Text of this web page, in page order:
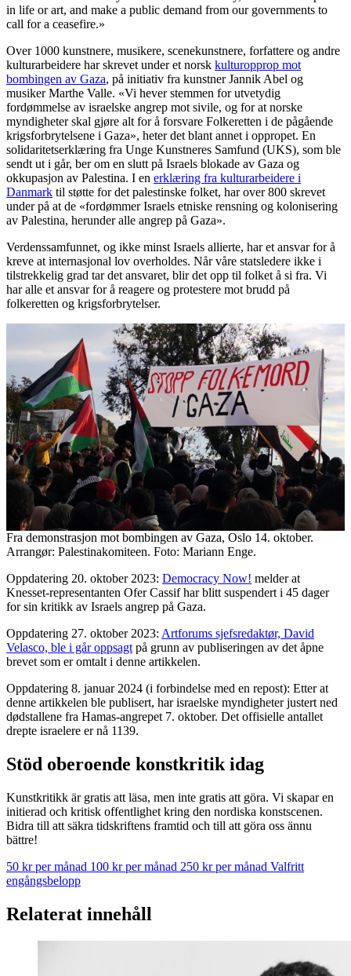
in life or art, and make a public demand from our governments to
call for a ceasefire.»
Over 1000 kunstnere, musikere, scenekunstnere, forfattere og andre
kulturarbeidere har skrevet under et norsk kulturopprop mot
bombingen av Gaza, på initiativ fra kunstner Jannik Abel og
musiker Marthe Valle. «Vi hever stemmen for utvetydig
fordømmelse av israelske angrep mot sivile, og for at norske
myndigheter skal gjøre alt for å forsvare Folkeretten i de pågående
krigsforbrytelsene i Gaza», heter det blant annet i oppropet. En
solidaritetserklæring fra Unge Kunstneres Samfund (UKS), som ble
sendt ut i går, ber om en slutt på Israels blokade av Gaza og
okkupasjon av Palestina. I en erklæring fra kulturarbeidere i
Danmark til støtte for det palestinske folket, har over 800 skrevet
under på at de «fordømmer Israels etniske rensning og kolonisering
av Palestina, herunder alle angrep på Gaza».
Verdenssamfunnet, og ikke minst Israels allierte, har et ansvar for å
kreve at internasjonal lov overholdes. Når våre statsledere ikke i
tilstrekkelig grad tar det ansvaret, blir det opp til folket å si fra. Vi
har alle et ansvar for å reagere og protestere mot brudd på
folkeretten og krigsforbrytelser.
Fra demonstrasjon mot bombingen av Gaza, Oslo 14. oktober.
Arrangør: Palestinakomiteen. Foto: Mariann Enge.
Oppdatering 20. oktober 2023: Democracy Now! melder at
Knesset-representanten Ofer Cassif har blitt suspendert i 45 dager
for sin kritikk av Israels angrep på Gaza.
Oppdatering 27. oktober 2023: Artforums sjefsredaktør, David
Velasco, ble i går oppsagt på grunn av publiseringen av det åpne
brevet som er omtalt i denne artikkelen.
Oppdatering 8. januar 2024 (i forbindelse med en repost): Etter at
denne artikkelen ble publisert, har israelske myndigheter justert ned
dødstallene fra Hamas-angrepet 7. oktober. Det offisielle antallet
drepte israelere er nå 1139.
Stöd oberoende konstkritik idag
Kunstkritikk är gratis att läsa, men inte gratis att göra. Vi skapar en
initierad och kritisk offentlighet kring den nordiska konstscenen.
Bidra till att säkra tidskriftens framtid och till att göra oss ännu
bättre!
50 kr per månad 100 kr per månad 250 kr per månad Valfritt
engångsbelopp
Relaterat innehåll